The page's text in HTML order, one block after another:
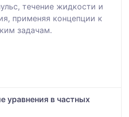
течение жидкости и
применяя концепции к
задачам.
уравнения в частных